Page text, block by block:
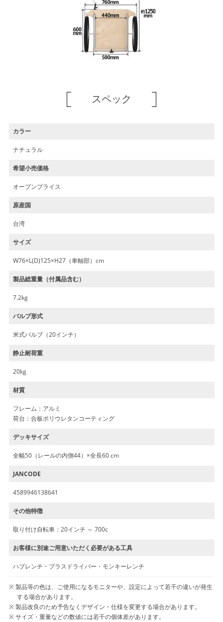
スペック
カラー
ナチュラル
希望小売価格
オープンプライス
原産国
台湾
サイズ
W76×L(D)125×H27（車軸部）cm
製品総重量（付属品含む）
7.2kg
バルブ形式
米式バルブ（20インチ）
静止耐荷重
20kg
材質
フレーム：アルミ
荷台：合板ポリウレタンコーティング
デッキサイズ
全幅50（レールの内側44）×全長60 cm
JANCODE
4589946138641
その他特徴
取り付け自転車：20インチ ～ 700c
お客様に別途ご用意いただく必要がある工具
ハブレンチ・プラスドライバー・モンキーレンチ
製品等の色は、ご使用になるモニターや、設定によって若干の違いが発生
する場合があります。
製品改良のため予告なくデザイン・仕様を変更する場合があります。
サイズ・重量などの数値には若干の個体差があります。